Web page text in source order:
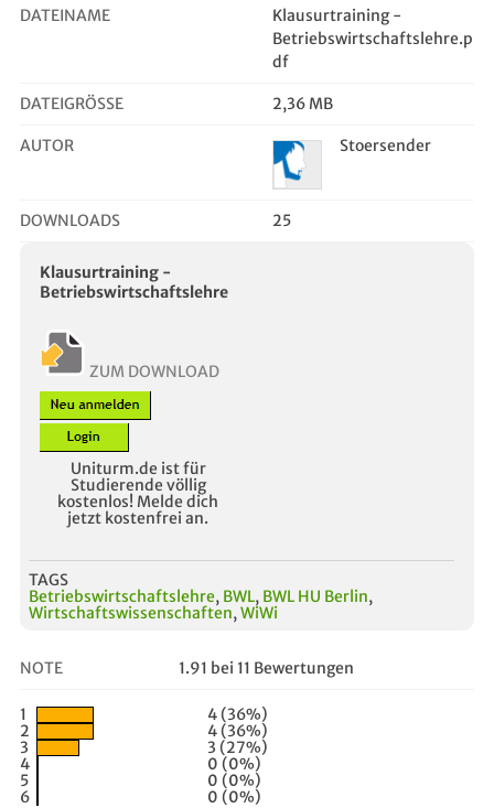
DATEINAME
Klausurtraining -
Betriebswirtschaftslehre.p
df
DATEIGRÖSSE 2,36 MB
AUTOR Stoersender
DOWNLOADS 25
Klausurtraining -
Betriebswirtschaftslehre
ZUM DOWNLOAD
Uniturm.de ist für
Studierende völlig
kostenlos! Melde dich
jetzt kostenfrei an.
TAGS
Betriebswirtschaftslehre, BWL, BWL HU Berlin,
Wirtschaftswissenschaften, WiWi
NOTE 1.91 bei 11 Bewertungen
1
4 (36%)
2
4 (36%)
3
3 (27%)
4
0 (0%)
5
0 (0%)
6
0 (0%)